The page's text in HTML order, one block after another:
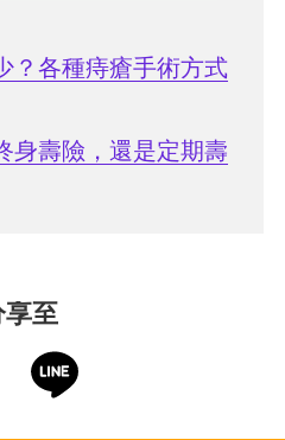
？各種痔瘡手術方式
身壽險，還是定期壽
享至